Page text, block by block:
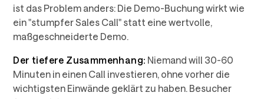
ist das Problem anders: Die Demo-Buchung wirkt wie
ein "stumpfer Sales Call" statt eine wertvolle,
maßgeschneiderte Demo.
Der tiefere Zusammenhang: Niemand will 30-60
Minuten in einen Call investieren, ohne vorher die
wichtigsten Einwände geklärt zu haben. Besucher